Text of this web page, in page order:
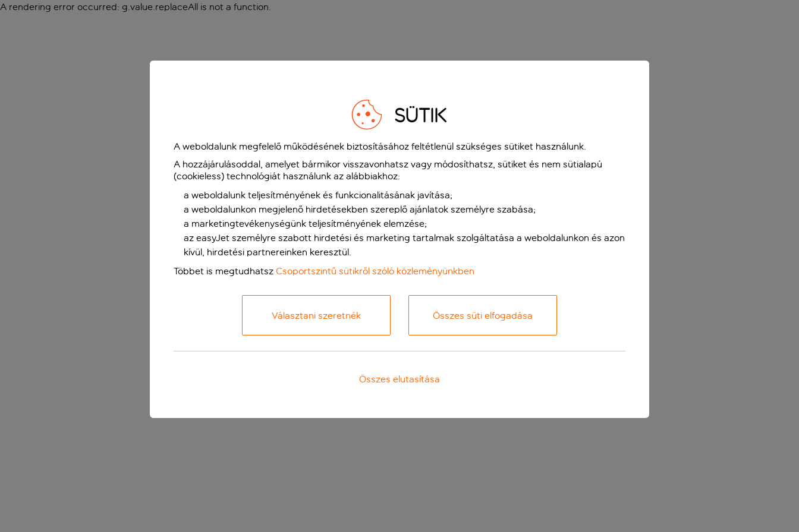
A rendering error occurred: g.value.replaceAll is not a function.
SÜTIK
A weboldalunk megfelelő működésének biztosításához feltétlenül szükséges sütiket használunk.
A hozzájárulásoddal, amelyet bármikor visszavonhatsz vagy módosíthatsz, sütiket és nem sütialapú
(cookieless) technológiát használunk az alábbiakhoz:
a weboldalunk teljesítményének és funkcionalitásának javítása;
a weboldalunkon megjelenő hirdetésekben szereplő ajánlatok személyre szabása;
a marketingtevékenységünk teljesítményének elemzése;
az easyJet személyre szabott hirdetési és marketing tartalmak szolgáltatása a weboldalunkon és azon
kívül, hirdetési partnereinken keresztül.
Többet is megtudhatsz Csoportszintű sütikről szóló közleményünkben
Választani szeretnék Összes süti elfogadása
Összes elutasítása